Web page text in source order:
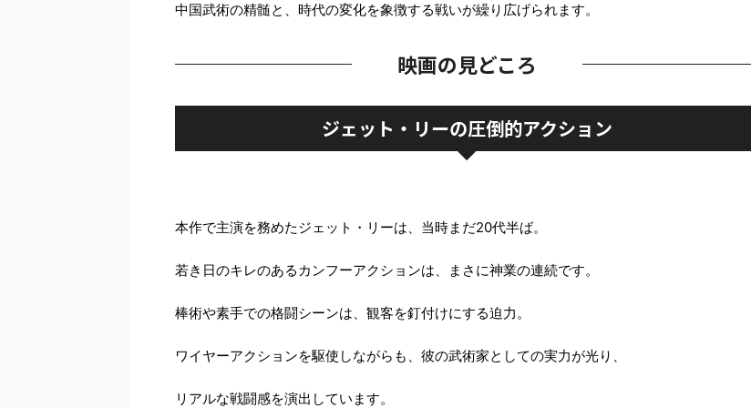
中国武術の精髄と、時代の変化を象徴する戦いが繰り広げられます。
映画の見どころ
ジェット・リーの圧倒的アクション
本作で主演を務めたジェット・リーは、当時まだ20代半ば。
若き日のキレのあるカンフーアクションは、まさに神業の連続です。
棒術や素手での格闘シーンは、観客を釘付けにする迫力。
ワイヤーアクションを駆使しながらも、彼の武術家としての実力が光り、
リアルな戦闘感を演出しています。